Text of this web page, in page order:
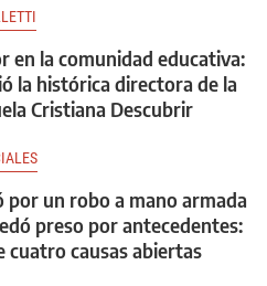
en la comunidad educativa:
la histórica directora de la
Cristiana Descubrir
por un robo a mano armada
preso por antecedentes:
cuatro causas abiertas